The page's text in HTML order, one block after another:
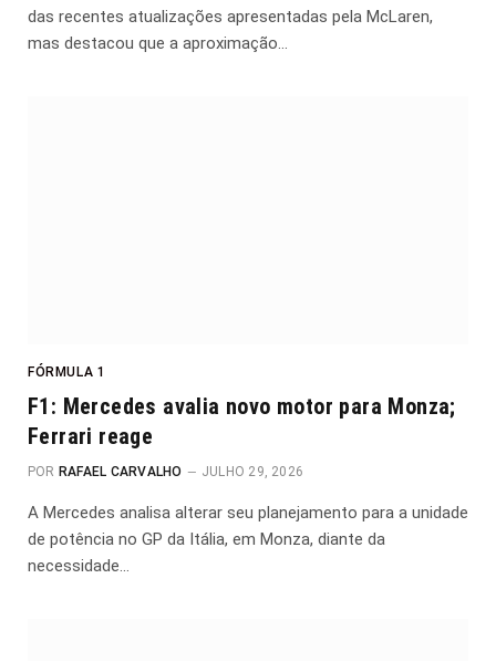
das recentes atualizações apresentadas pela McLaren,
mas destacou que a aproximação…
FÓRMULA 1
F1: Mercedes avalia novo motor para Monza;
Ferrari reage
POR RAFAEL CARVALHO JULHO 29, 2026
A Mercedes analisa alterar seu planejamento para a unidade
de potência no GP da Itália, em Monza, diante da
necessidade…